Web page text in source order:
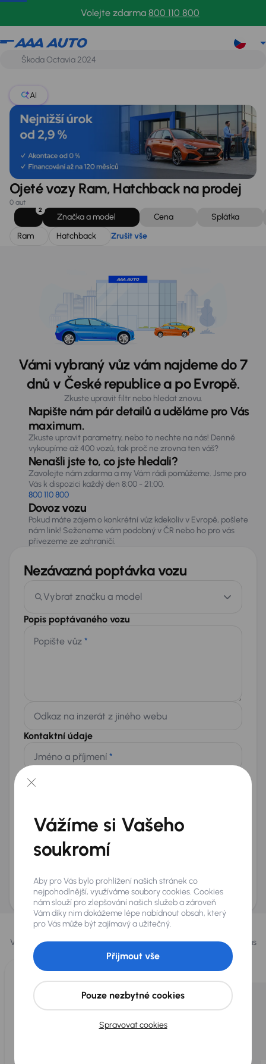
Volejte zdarma 800 110 800
Ram
AI
Ojeté vozy Ram, Hatchback na prodej
0 aut
2
Značka a model Cena
Splátka
Ram
Hatchback Zrušit vše
Vámi vybraný vůz vám najdeme do 7
dnů v České republice a po Evropě.
Zkuste upravit filtr nebo hledat znovu.
Napište nám pár detailů a uděláme pro Vás
maximum.
Zkuste upravit parametry, nebo to nechte na nás! Denně
vykoupíme až 400 vozů, tak proč ne zrovna ten váš?
Nenašli jste to, co jste hledali?
Zavolejte nám zdarma a my Vám rádi pomůžeme. Jsme pro
Vás k dispozici každý den 8:00 - 21:00.
800 110 800
Dovoz vozu
Pokud máte zájem o konkrétní vůz kdekoliv v Evropě, pošlete
nám link! Seženeme vám podobný v ČR nebo ho pro vás
přivezeme ze zahraničí.
Nezávazná poptávka vozu
Vybrat značku a model
Popis poptávaného vozu
Popište vůz *
Odkaz na inzerát z jiného webu
Kontaktní údaje
Jméno a příjmení *
Přeji si dostávat informace o atraktivních slevových
nabídkách
AURES Holdings a.s., se sídlem Dopraváků 874/15, Čimice, 184 00 Praha 8 bude
uchovávat a zpracovávat vaše osobní údaje v souladu se zásadami ochrany a
zpracováníosobních údajů.
Vybrali jsme pro vás
Vybíráme pro vás tynejlepší vozyz naší nabídky. Každý den pro vás
vykoupíme až 400 vozů
Vážíme si Vašeho
soukromí
Aby pro Vás bylo prohlížení našich stránek co
nejpohodlnější, využíváme soubory cookies. Cookies
nám slouží pro zlepšování našich služeb a zároveň
Vám díky nim dokážeme lépe nabídnout obsah, který
pro Vás může být zajímavý a užitečný.
Spravovat cookies
Pouze nezbytné cookies
Přijmout vše